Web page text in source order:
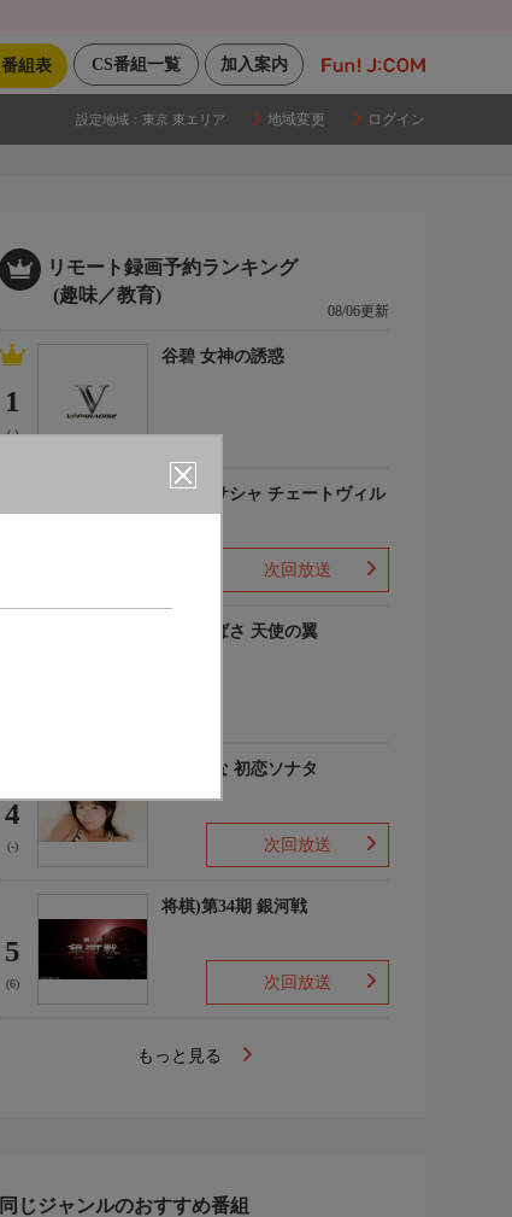
加入案内
CS番組一覧
番組表
設定地域： 東京 東エリア 地域変更 ログイン
リモート録画予約ランキング
(趣味／教育)
08/06更新
1
(-)
谷碧 女神の誘惑
百合川サシャ チェートヴィル
次回放送
羽川つばさ 天使の翼
4
(-)
秋田そな 初恋ソナタ
次回放送
5
(6)
将棋)第34期 銀河戦
次回放送
もっと見る
同じジャンルのおすすめ番組